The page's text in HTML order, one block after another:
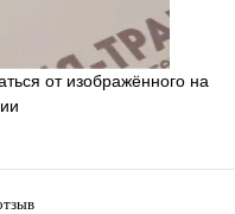
от изображённого на